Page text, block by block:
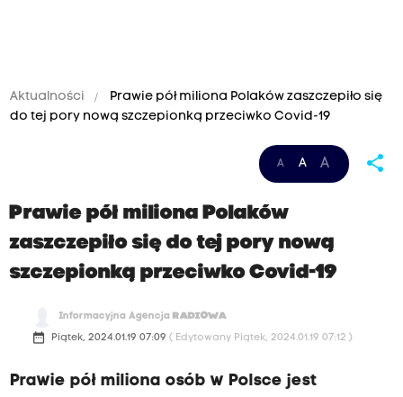
Aktualności
Prawie pół miliona Polaków zaszczepiło się
do tej pory nową szczepionką przeciwko Covid-19
A A A share
Prawie pół miliona Polaków
zaszczepiło się do tej pory nową
szczepionką przeciwko Covid-19
Informacyjna Agencja RADIOWA
date_range Piątek, 2024.01.19 07:09 ( Edytowany Piątek, 2024.01.19 07:12 )
Prawie pół miliona osób w Polsce jest